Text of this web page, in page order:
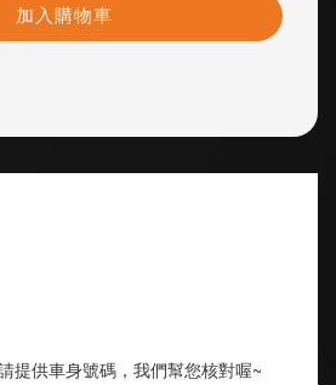
加入購物車
提供車身號碼，我們幫您核對喔~